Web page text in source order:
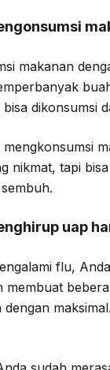
makanan
bisa dikonsumsi
mengkonsumsi
nikmat, tapi
uap
flu,
membuat
dengan